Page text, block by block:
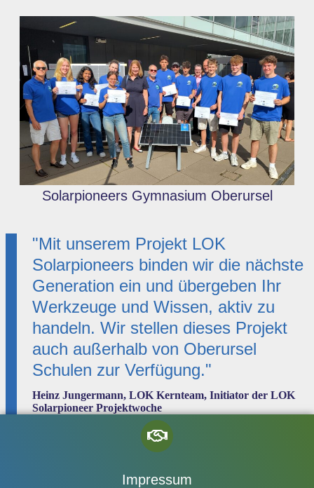
Solarpioneers Gymnasium Oberursel
"Mit unserem Projekt LOK
Solarpioneers binden wir die nächste
Generation ein und übergeben Ihr
Werkzeuge und Wissen, aktiv zu
handeln. Wir stellen dieses Projekt
auch außerhalb von Oberursel
Schulen zur Verfügung."
Heinz Jungermann, LOK Kernteam, Initiator der LOK
Solarpioneer Projektwoche
Impressum